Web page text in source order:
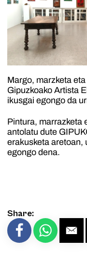
Margo, marzketa
Gipuzkoako Artista
ikusgai egongo da
Pintura, marrazketa
antolatu dute
erakusketa aretoan,
egongo dena.
Share: